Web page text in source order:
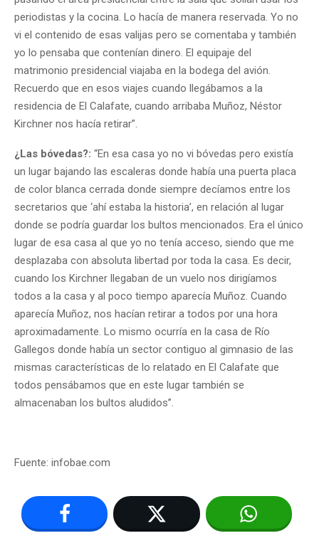
periodistas y la cocina. Lo hacía de manera reservada. Yo no
vi el contenido de esas valijas pero se comentaba y también
yo lo pensaba que contenían dinero. El equipaje del
matrimonio presidencial viajaba en la bodega del avión.
Recuerdo que en esos viajes cuando llegábamos a la
residencia de El Calafate, cuando arribaba Muñoz, Néstor
Kirchner nos hacía retirar”.
¿Las bóvedas?: “En esa casa yo no vi bóvedas pero existía
un lugar bajando las escaleras donde había una puerta placa
de color blanca cerrada donde siempre decíamos entre los
secretarios que ‘ahí estaba la historia’, en relación al lugar
donde se podría guardar los bultos mencionados. Era el único
lugar de esa casa al que yo no tenía acceso, siendo que me
desplazaba con absoluta libertad por toda la casa. Es decir,
cuando los Kirchner llegaban de un vuelo nos dirigíamos
todos a la casa y al poco tiempo aparecía Muñoz. Cuando
aparecía Muñoz, nos hacían retirar a todos por una hora
aproximadamente. Lo mismo ocurría en la casa de Río
Gallegos donde había un sector contiguo al gimnasio de las
mismas características de lo relatado en El Calafate que
todos pensábamos que en este lugar también se
almacenaban los bultos aludidos”.
Fuente: infobae.com